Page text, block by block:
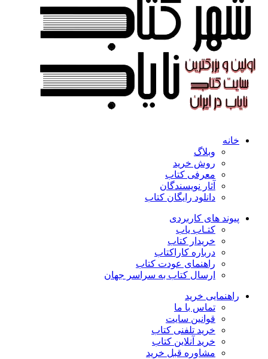
خانه
وبلاگ
روش خرید
معرفی کتاب
آثار نویسندگان
دانلود رایگان کتاب
پیوند های کاربردی
کتـاب یاب
خریدار کتاب
درباره کاراکتاب
راهنمای عودت کتاب
ارسال کتاب به سراسر جهان
راهنمایی خرید
تماس با ما
قوانین سایت
خرید تلفنی کتاب
خرید آنلاین کتاب
مشاوره قبل خرید